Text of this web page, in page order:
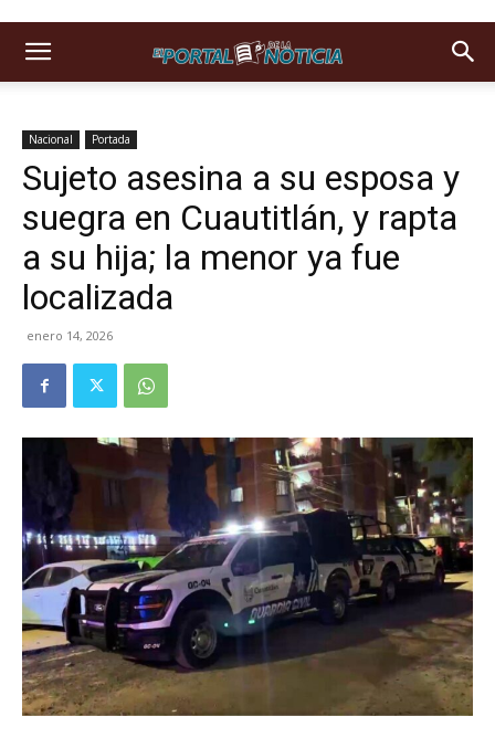
Nacional Portada
Sujeto asesina a su esposa y
suegra en Cuautitlán, y rapta
a su hija; la menor ya fue
localizada
enero 14, 2026